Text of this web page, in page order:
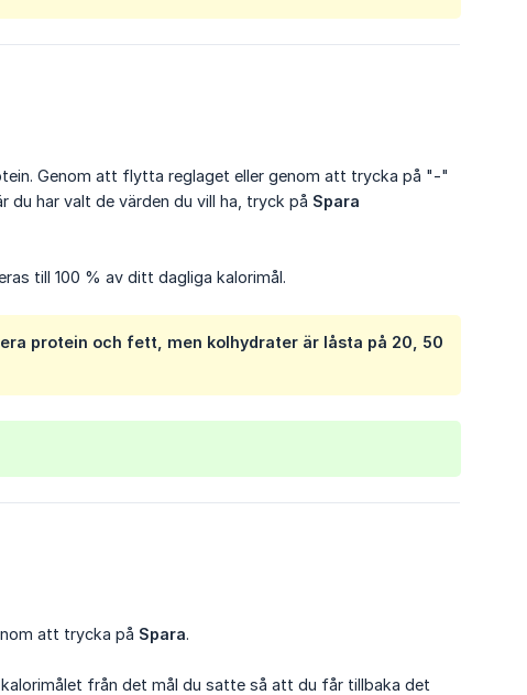
Genom att flytta reglaget eller genom att trycka på "-"
du har valt de värden du vill ha, tryck på Spara
till 100 % av ditt dagliga kalorimål.
protein och fett, men kolhydrater är låsta på 20, 50
att trycka på Spara.
från det mål du satte så att du får tillbaka det